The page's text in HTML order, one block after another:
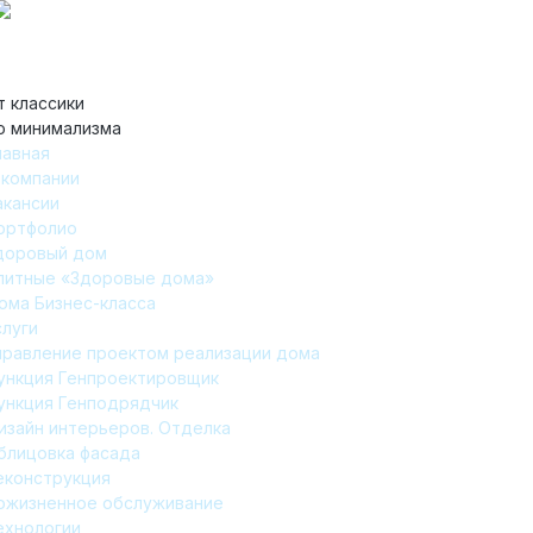
классики
минимализма
дом
«Здоровые дома»
Бизнес-класса
проектом реализации дома
Генпроектировщик
Генподрядчик
интерьеров. Отделка
фасада
обслуживание